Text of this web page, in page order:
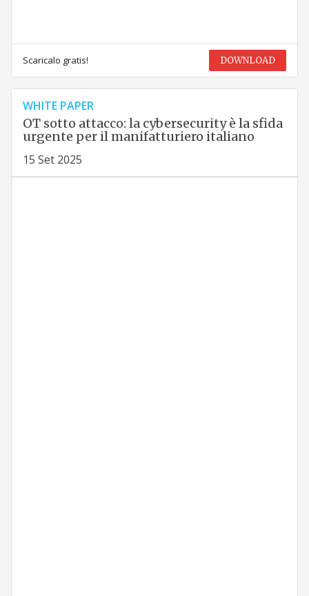
Scaricalo gratis! DOWNLOAD
WHITE PAPER
OT sotto attacco: la cybersecurity è la sfida
urgente per il manifatturiero italiano
15 Set 2025